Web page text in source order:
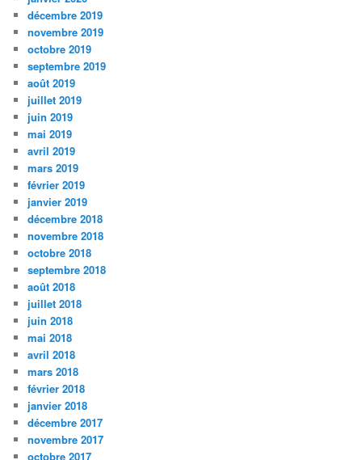
décembre 2019
novembre 2019
octobre 2019
septembre 2019
août 2019
juillet 2019
juin 2019
mai 2019
avril 2019
mars 2019
février 2019
janvier 2019
décembre 2018
novembre 2018
octobre 2018
septembre 2018
août 2018
juillet 2018
juin 2018
mai 2018
avril 2018
mars 2018
février 2018
janvier 2018
décembre 2017
novembre 2017
octobre 2017